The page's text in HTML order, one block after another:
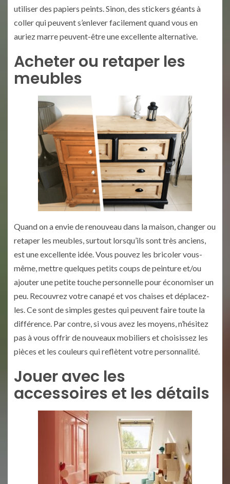
utiliser des papiers peints. Sinon, des stickers géants à
coller qui peuvent s’enlever facilement quand vous en
auriez marre peuvent-être une excellente alternative.
Acheter ou retaper les
meubles
Quand on a envie de renouveau dans la maison, changer ou
retaper les meubles, surtout lorsqu’ils sont très anciens,
est une excellente idée. Vous pouvez les bricoler vous-
même, mettre quelques petits coups de peinture et/ou
ajouter une petite touche personnelle pour économiser un
peu. Recouvrez votre canapé et vos chaises et déplacez-
les. Ce sont de simples gestes qui peuvent faire toute la
différence. Par contre, si vous avez les moyens, n’hésitez
pas à vous offrir de nouveaux mobiliers et choisissez les
pièces et les couleurs qui reflètent votre personnalité.
Jouer avec les
accessoires et les détails